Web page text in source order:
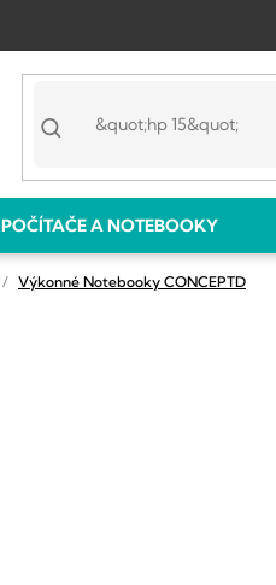
POČÍTAČE A NOTEBOOKY
Výkonné Notebooky CONCEPTD